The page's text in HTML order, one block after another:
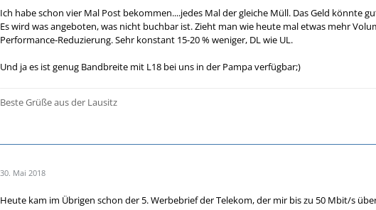
Die Verfügbarkeitsprüfung wirft nach wie vor stolze "bis zu 2 MBit zustäzlich Hybrid
Wie kann ich die Speedoption L buchen? Es geht mir auch vor allem um den
Gruß
Ich habe schon vier Mal Post bekommen....jedes Mal der gleiche Müll. Das Geld könnte
Es wird was angeboten, was nicht buchbar ist. Zieht man wie heute mal etwas mehr
Performance-Reduzierung. Sehr konstant 15-20 % weniger, DL wie UL.
Und ja es ist genug Bandbreite mit L18 bei uns in der Pampa verfügbar;)
Beste Grüße aus der Lausitz
30. Mai 2018
Heute kam im Übrigen schon der 5. Werbebrief der Telekom, der mir bis zu 50 Mbit/s